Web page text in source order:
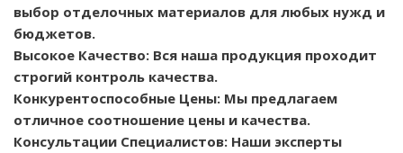
выбор отделочных материалов для любых нужд и
бюджетов.
Высокое Качество: Вся наша продукция проходит
строгий контроль качества.
Конкурентоспособные Цены: Мы предлагаем
отличное соотношение цены и качества.
Консультации Специалистов: Наши эксперты